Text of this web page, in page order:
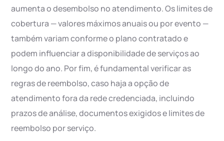
aumenta o desembolso no atendimento. Os limites de
cobertura — valores máximos anuais ou por evento —
também variam conforme o plano contratado e
podem influenciar a disponibilidade de serviços ao
longo do ano. Por fim, é fundamental verificar as
regras de reembolso, caso haja a opção de
atendimento fora da rede credenciada, incluindo
prazos de análise, documentos exigidos e limites de
reembolso por serviço.